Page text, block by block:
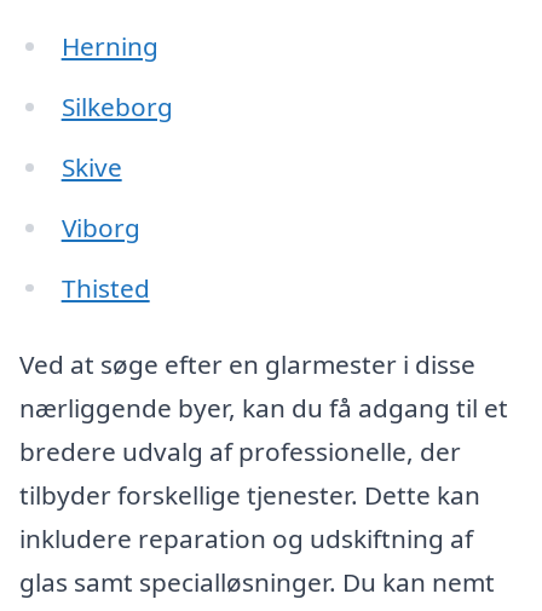
Herning
Silkeborg
Skive
Viborg
Thisted
Ved at søge efter en glarmester i disse
nærliggende byer, kan du få adgang til et
bredere udvalg af professionelle, der
tilbyder forskellige tjenester. Dette kan
inkludere reparation og udskiftning af
glas samt specialløsninger. Du kan nemt